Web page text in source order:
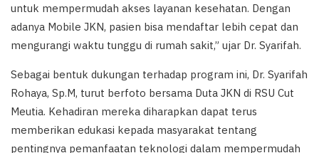
untuk mempermudah akses layanan kesehatan. Dengan
adanya Mobile JKN, pasien bisa mendaftar lebih cepat dan
mengurangi waktu tunggu di rumah sakit,” ujar Dr. Syarifah.
Sebagai bentuk dukungan terhadap program ini, Dr. Syarifah
Rohaya, Sp.M, turut berfoto bersama Duta JKN di RSU Cut
Meutia. Kehadiran mereka diharapkan dapat terus
memberikan edukasi kepada masyarakat tentang
pentingnya pemanfaatan teknologi dalam mempermudah